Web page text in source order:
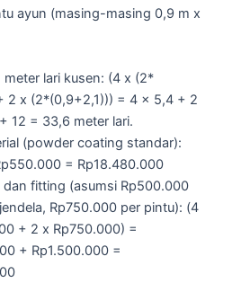
ayun (masing-masing 0,9 m x
meter lari kusen: (4 x (2*
2 x (2*(0,9+2,1))) = 4 x 5,4 + 2
12 = 33,6 meter lari.
(powder coating standar):
= Rp18.480.000
dan fitting (asumsi Rp500.000
Rp750.000 per pintu): (4
+ 2 x Rp750.000) =
+ Rp1.500.000 =